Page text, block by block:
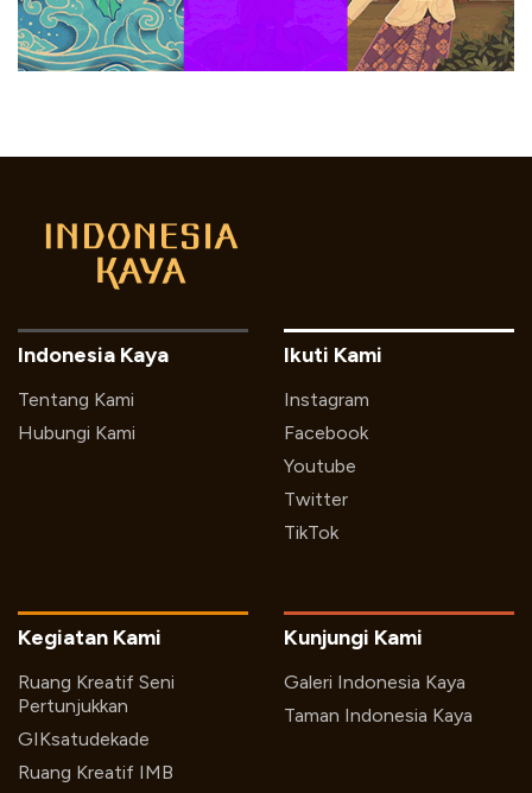
Indonesia Kaya
Tentang Kami
Hubungi Kami
Ikuti Kami
Instagram
Facebook
Youtube
Twitter
TikTok
Kegiatan Kami
Ruang Kreatif Seni
Pertunjukkan
GIKsatudekade
Ruang Kreatif IMB
Kunjungi Kami
Galeri Indonesia Kaya
Taman Indonesia Kaya